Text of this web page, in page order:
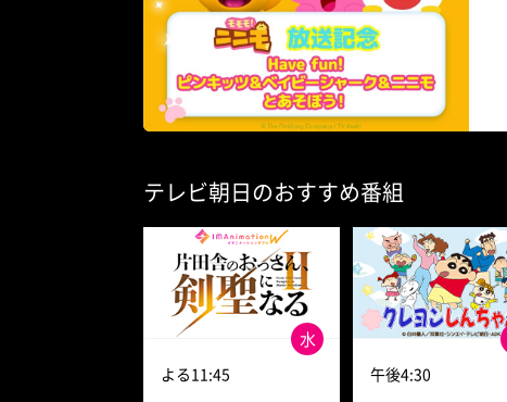
テレビ朝日のおすすめ番組
水
よる11:45 午後4:30